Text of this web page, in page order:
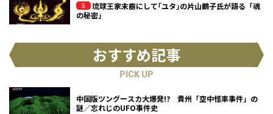
琉球王家末裔にして｢ユタ｣の片山鶴子氏が語る「魂
の秘密」
おすすめ記事
PICK UP
中国版ツングースカ大爆発!? 貴州「空中怪車事件」の
謎／忘れじのUFO事件史